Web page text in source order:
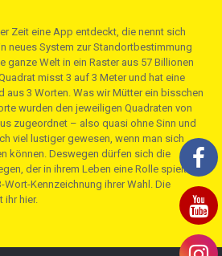
Zeit eine App entdeckt, die nennt sich
neues System zur Standortbestimmung
ganze Welt in ein Raster aus 57 Billionen
misst 3 auf 3 Meter und hat eine
aus 3 Worten. Was wir Mütter ein bisschen
wurden den jeweiligen Quadraten von
zugeordnet – also quasi ohne Sinn und
viel lustiger gewesen, wenn man sich
können. Deswegen dürfen sich die
der in ihrem Leben eine Rolle spielt
Kennzeichnung ihrer Wahl. Die
ihr hier.